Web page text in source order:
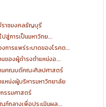
ราชมงคลธัญบุรี
สู่การเป็นมหาวิทย...
การแพร่ระบาดของโรคต...
ของผู้ดำรงตำแหน่งอ...
านคณบดีคณะศิลปศาสตร์
หน่งผู้บริหารมหาวิทยาลัย
รรมศาสตร์
กลางเพื่อประเมินผล...